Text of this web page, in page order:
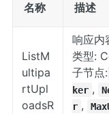
名称 描述
ListM
ultipa
rtUpl
oadsR
响应内
类型:
子节点:
ker ,
r ,